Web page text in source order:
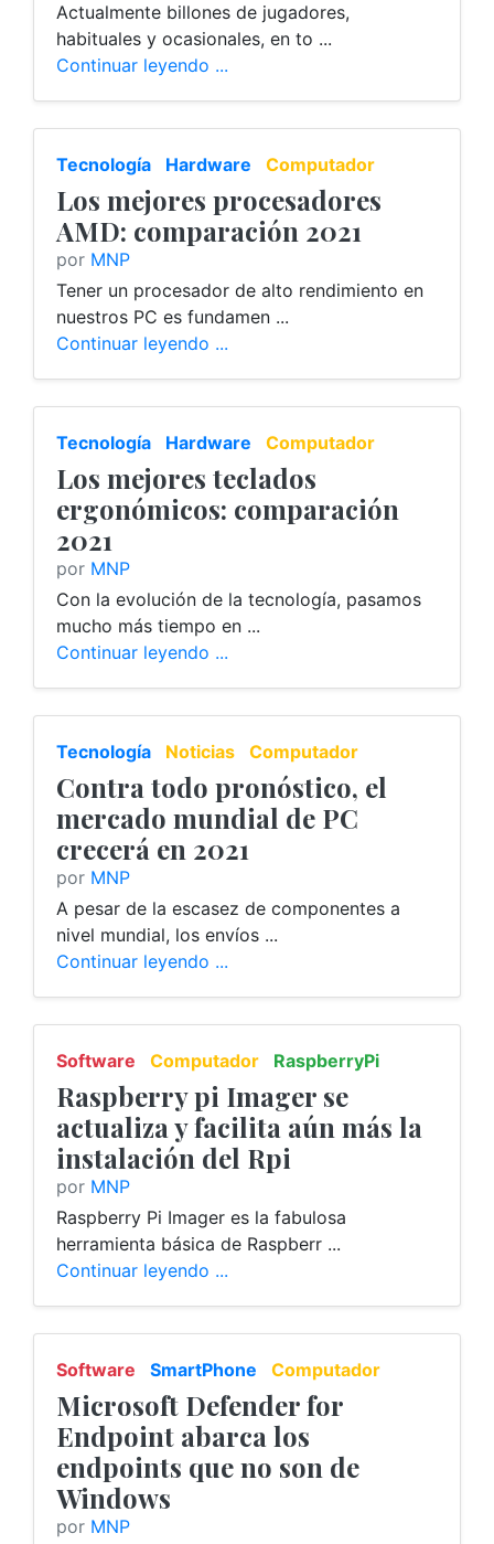
Actualmente billones de jugadores,
habituales y ocasionales, en to ...
Continuar leyendo ...
Tecnología Hardware Computador
Los mejores procesadores
AMD: comparación 2021
por MNP
Tener un procesador de alto rendimiento en
nuestros PC es fundamen ...
Continuar leyendo ...
Tecnología Hardware Computador
Los mejores teclados
ergonómicos: comparación
2021
por MNP
Con la evolución de la tecnología, pasamos
mucho más tiempo en ...
Continuar leyendo ...
Tecnología Noticias Computador
Contra todo pronóstico, el
mercado mundial de PC
crecerá en 2021
por MNP
A pesar de la escasez de componentes a
nivel mundial, los envíos ...
Continuar leyendo ...
Software Computador RaspberryPi
Raspberry pi Imager se
actualiza y facilita aún más la
instalación del Rpi
por MNP
Raspberry Pi Imager es la fabulosa
herramienta básica de Raspberr ...
Continuar leyendo ...
Software SmartPhone Computador
Microsoft Defender for
Endpoint abarca los
endpoints que no son de
Windows
por MNP